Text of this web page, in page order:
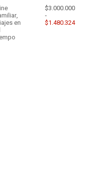
,
en
$3.000.000
-
$1.480.324